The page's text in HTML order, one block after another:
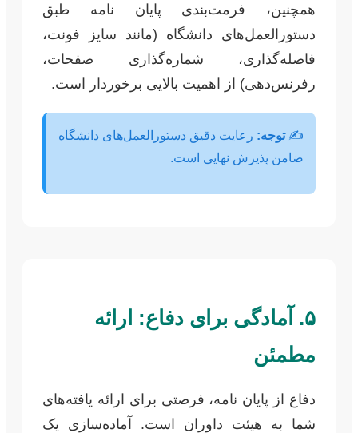
همچنین، فرمت‌بندی پایان نامه طبق
دستورالعمل‌های دانشگاه (مانند سایز فونت،
فاصله‌گذاری، شماره‌گذاری صفحات،
رفرنس‌دهی) از اهمیت بالایی برخوردار است.
✍️توجه:رعایت دقیق دستورالعمل‌های دانشگاه
ضامن پذیرش نهایی است.
۵. آمادگی برای دفاع: ارائه
مطمئن
دفاع از پایان نامه، فرصتی برای ارائه یافته‌های
شما به هیئت داوران است. آماده‌سازی یک